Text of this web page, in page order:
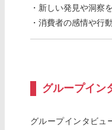
・新しい発見や洞察
・消費者の感情や行
グループイン
グループインタビュ